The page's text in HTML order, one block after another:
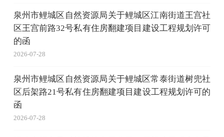
泉州市鲤城区自然资源局关于鲤城区江南街道王宫社
区王宫前路32号私有住房翻建项目建设工程规划许可
的函
2026-07-28
泉州市鲤城区自然资源局关于鲤城区常泰街道树兜社
区后架路21号私有住房翻建项目建设工程规划许可的
函
2026-07-28